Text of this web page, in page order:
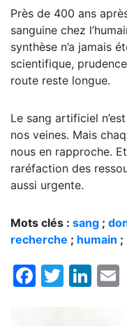
Près de 400 ans
sanguine chez
synthèse n’a jamais
scientifique,
route reste longue.
Le sang artificiel
nos veines. Mais
nous en rapproche.
raréfaction des
aussi urgente.
Mots clés : sang ;
recherche ; humain ;
Facebook
Twitter